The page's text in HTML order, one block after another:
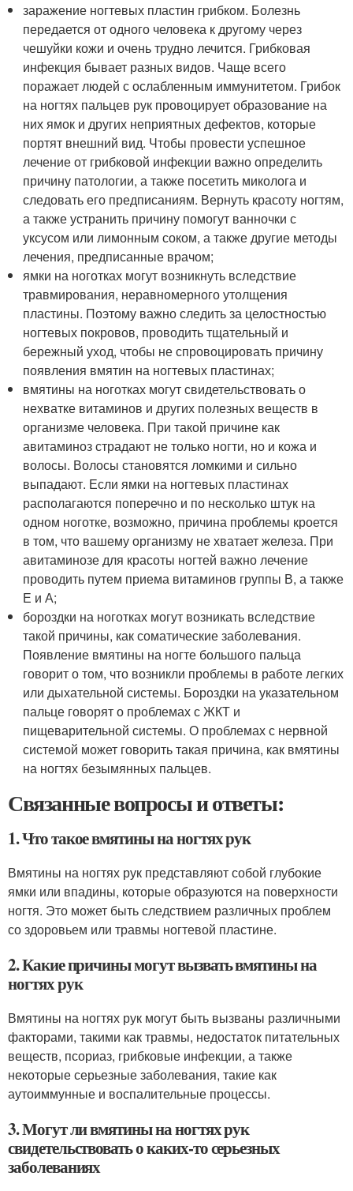
заражение ногтевых пластин грибком. Болезнь
передается от одного человека к другому через
чешуйки кожи и очень трудно лечится. Грибковая
инфекция бывает разных видов. Чаще всего
поражает людей с ослабленным иммунитетом. Грибок
на ногтях пальцев рук провоцирует образование на
них ямок и других неприятных дефектов, которые
портят внешний вид. Чтобы провести успешное
лечение от грибковой инфекции важно определить
причину патологии, а также посетить миколога и
следовать его предписаниям. Вернуть красоту ногтям,
а также устранить причину помогут ванночки с
уксусом или лимонным соком, а также другие методы
лечения, предписанные врачом;
ямки на ноготках могут возникнуть вследствие
травмирования, неравномерного утолщения
пластины. Поэтому важно следить за целостностью
ногтевых покровов, проводить тщательный и
бережный уход, чтобы не спровоцировать причину
появления вмятин на ногтевых пластинах;
вмятины на ноготках могут свидетельствовать о
нехватке витаминов и других полезных веществ в
организме человека. При такой причине как
авитаминоз страдают не только ногти, но и кожа и
волосы. Волосы становятся ломкими и сильно
выпадают. Если ямки на ногтевых пластинах
располагаются поперечно и по несколько штук на
одном ноготке, возможно, причина проблемы кроется
в том, что вашему организму не хватает железа. При
авитаминозе для красоты ногтей важно лечение
проводить путем приема витаминов группы В, а также
Е и А;
бороздки на ноготках могут возникать вследствие
такой причины, как соматические заболевания.
Появление вмятины на ногте большого пальца
говорит о том, что возникли проблемы в работе легких
или дыхательной системы. Бороздки на указательном
пальце говорят о проблемах с ЖКТ и
пищеварительной системы. О проблемах с нервной
системой может говорить такая причина, как вмятины
на ногтях безымянных пальцев.
Связанные вопросы и ответы:
1. Что такое вмятины на ногтях рук
Вмятины на ногтях рук представляют собой глубокие
ямки или впадины, которые образуются на поверхности
ногтя. Это может быть следствием различных проблем
со здоровьем или травмы ногтевой пластине.
2. Какие причины могут вызвать вмятины на
ногтях рук
Вмятины на ногтях рук могут быть вызваны различными
факторами, такими как травмы, недостаток питательных
веществ, псориаз, грибковые инфекции, а также
некоторые серьезные заболевания, такие как
аутоиммунные и воспалительные процессы.
3. Могут ли вмятины на ногтях рук
свидетельствовать о каких-то серьезных
заболеваниях